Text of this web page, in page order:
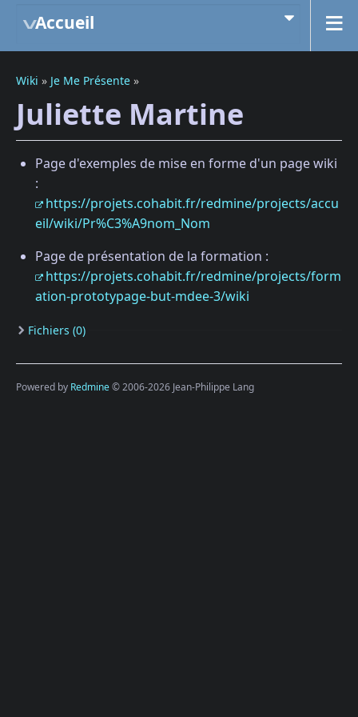
Accueil
Wiki » Je Me Présente »
Juliette Martine
Page d'exemples de mise en forme d'un page wiki
:
https://projets.cohabit.fr/redmine/projects/accu
eil/wiki/Pr%C3%A9nom_Nom
Page de présentation de la formation :
https://projets.cohabit.fr/redmine/projects/form
ation-prototypage-but-mdee-3/wiki
Fichiers (0)
Powered by Redmine© 2006-2026 Jean-Philippe Lang